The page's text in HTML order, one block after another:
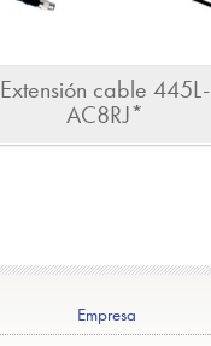
Extensión cable 445L-
AC8RJ*
Empresa